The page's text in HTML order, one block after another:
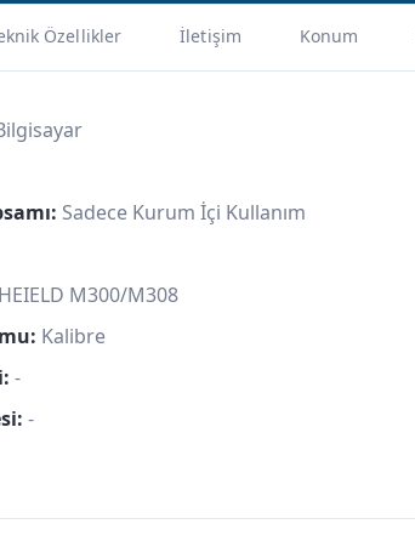
Özellikler İletişim Konum
Sadece Kurum İçi Kullanım
M300/M308
Kalibre
-
-